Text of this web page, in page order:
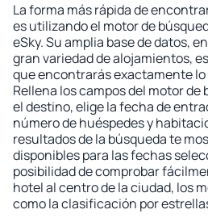
La forma más rápida de
es utilizando el motor de
eSky. Su amplia base de datos,
gran variedad de alojamientos,
que encontrarás exactamente
Rellena los campos del motor
el destino, elige la fecha de
número de huéspedes y
resultados de la búsqueda te
disponibles para las fechas
posibilidad de comprobar
hotel al centro de la ciudad, los
como la clasificación por